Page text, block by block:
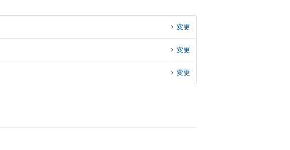
変更
変更
変更